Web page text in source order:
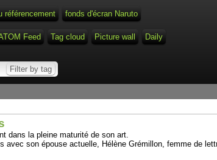
référencement
fonds d'écran Naruto
Feed Tag cloud Picture wall Daily
dans la pleine maturité de son art.
son épouse actuelle, Hélène Grémillon, femme de